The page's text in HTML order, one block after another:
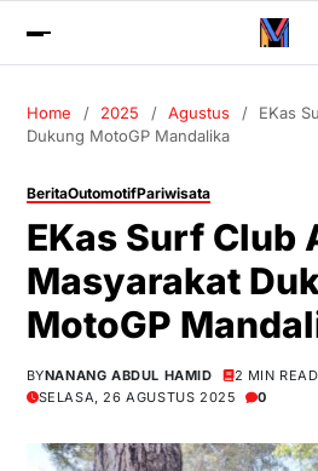
Home 2025 Agustus
EKas
Dukung MotoGP Mandalika
BeritaOutomotifPariwisata
EKas Surf Club
Masyarakat
MotoGP
BYNANANG ABDUL HAMID
2 MIN READ
SELASA, 26 AGUSTUS 2025
0